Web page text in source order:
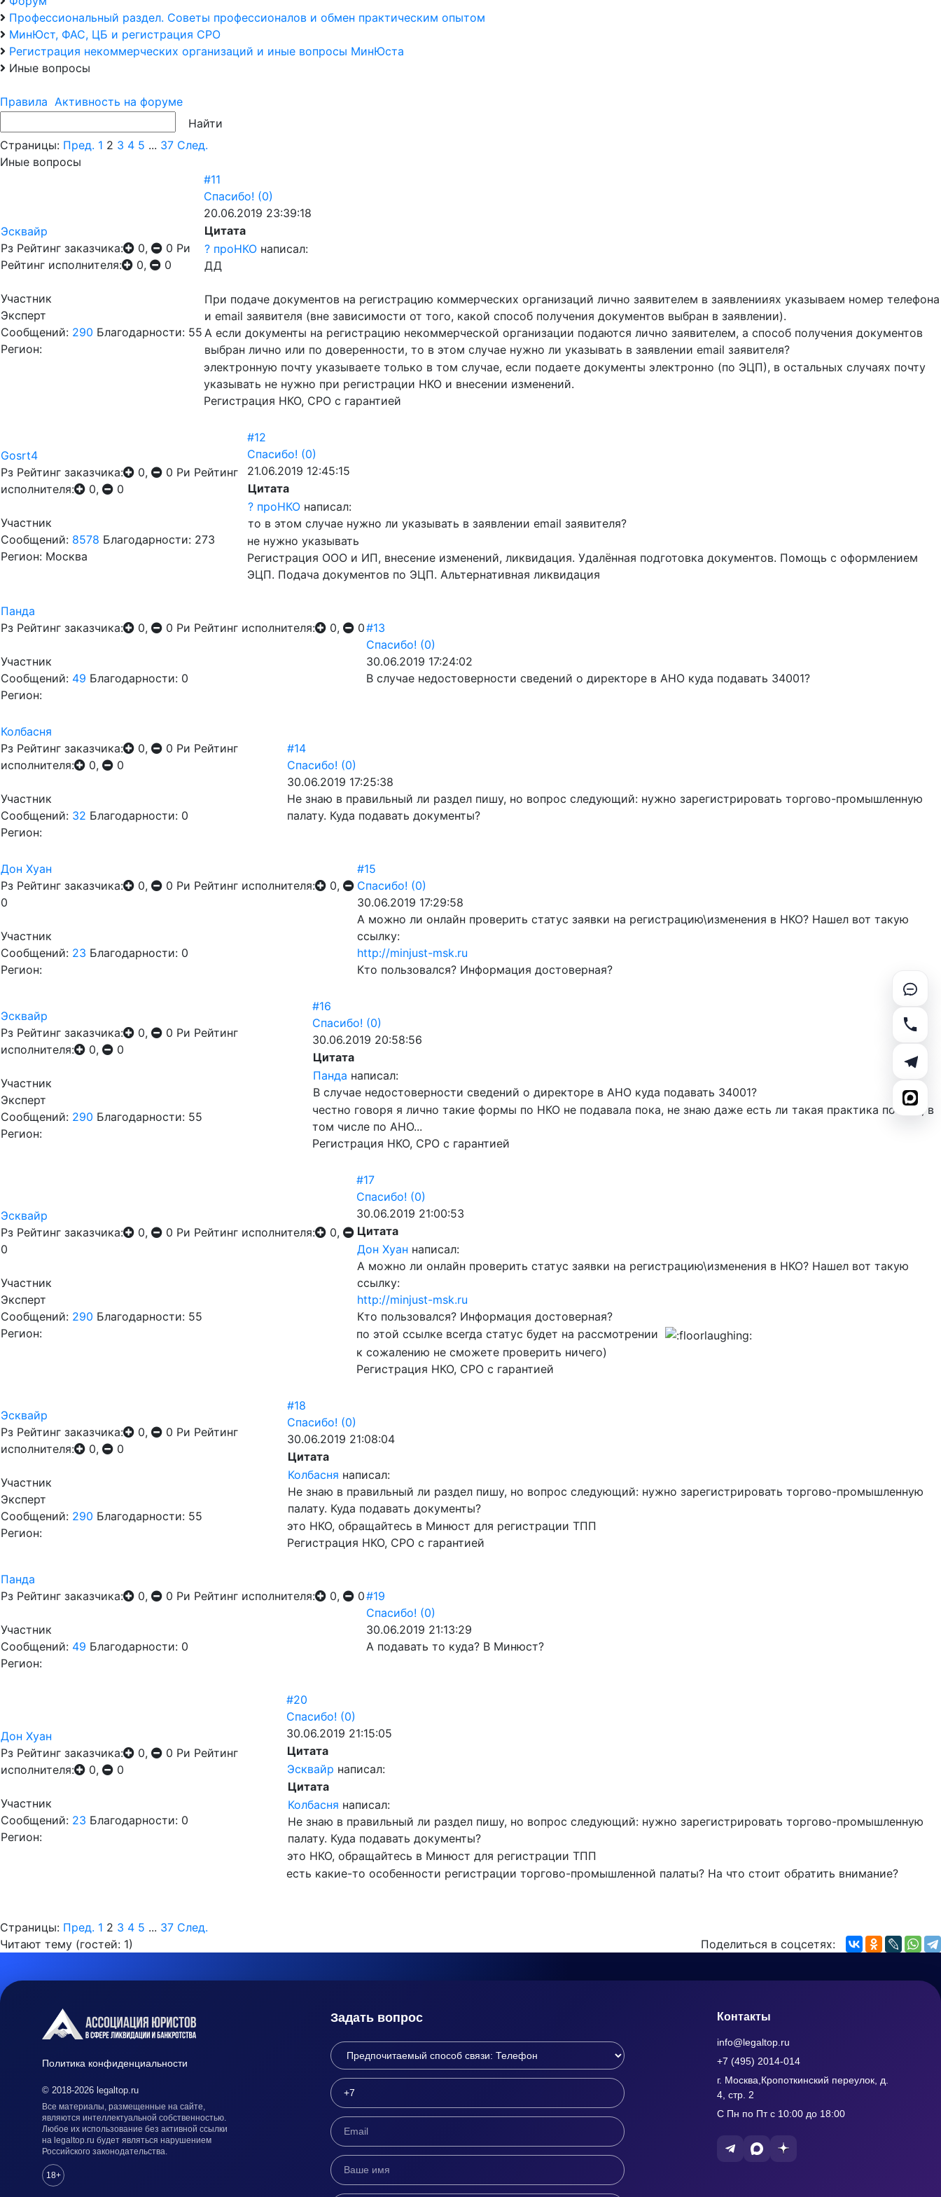
Профессиональный раздел. Советы профессионалов и обмен практическим опытом
МинЮст, ФАС, ЦБ и регистрация СРО
Регистрация некоммерческих организаций и иные вопросы МинЮста
Иные вопросы
Правила Активность на форуме
Страницы: Пред. 1 2 3 4 5 ... 37 След.
Иные вопросы
Эсквайр
Рз Рейтинг заказчика: 0, 0 Ри
Рейтинг исполнителя:
0, 0
Участник
Эксперт
Сообщений: 290 Благодарности: 55
Регион:
#11
Спасибо! (0)
20.06.2019 23:39:18
Цитата
? проНКО написал:
ДД
При подаче документов на регистрацию коммерческих организаций лично заявителем в заявленииях указываем номер телефона
и email заявителя (вне зависимости от того, какой способ получения документов выбран в заявлении).
А если документы на регистрацию некоммерческой организации подаются лично заявителем, а способ получения документов
выбран лично или по доверенности, то в этом случае нужно ли указывать в заявлении email заявителя?
электронную почту указываете только в том случае, если подаете документы электронно (по ЭЦП), в остальных случаях почту
указывать не нужно при регистрации НКО и внесении изменений.
Регистрация НКО, СРО с гарантией
Gosrt4
Рз Рейтинг заказчика: 0, 0 Ри Рейтинг
исполнителя:
0, 0
Участник
Сообщений: 8578 Благодарности: 273
Регион: Москва
#12
Спасибо! (0)
21.06.2019 12:45:15
Цитата
? проНКО написал:
то в этом случае нужно ли указывать в заявлении email заявителя?
не нужно указывать
Регистрация ООО и ИП, внесение изменений, ликвидация. Удалённая подготовка документов. Помощь с оформлением
ЭЦП. Подача документов по ЭЦП. Альтернативная ликвидация
Панда
Рз Рейтинг заказчика: 0, 0 Ри Рейтинг исполнителя: 0, 0
Участник
Сообщений: 49 Благодарности: 0
Регион:
#13
Спасибо! (0)
30.06.2019 17:24:02
В случае недостоверности сведений о директоре в АНО куда подавать 34001?
Колбасня
Рз Рейтинг заказчика: 0, 0 Ри Рейтинг
исполнителя:
0, 0
Участник
Сообщений: 32 Благодарности: 0
Регион:
#14
Спасибо! (0)
30.06.2019 17:25:38
Не знаю в правильный ли раздел пишу, но вопрос следующий: нужно зарегистрировать торгово-промышленную
палату. Куда подавать документы?
Дон Хуан
Рз Рейтинг заказчика: 0, 0 Ри Рейтинг исполнителя:
0,
0
Участник
Сообщений: 23 Благодарности: 0
Регион:
#15
Спасибо! (0)
30.06.2019 17:29:58
А можно ли онлайн проверить статус заявки на регистрацию\изменения в НКО? Нашел вот такую
ссылку:
http://minjust-msk.ru
Кто пользовался? Информация достоверная?
Эсквайр
Рз Рейтинг заказчика: 0, 0 Ри Рейтинг
исполнителя:
0, 0
Участник
Эксперт
Сообщений: 290 Благодарности: 55
Регион:
#16
Спасибо! (0)
30.06.2019 20:58:56
Цитата
Панда написал:
В случае недостоверности сведений о директоре в АНО куда подавать 34001?
честно говоря я лично такие формы по НКО не подавала пока, не знаю даже есть ли такая практика по НКО, в
том числе по АНО...
Регистрация НКО, СРО с гарантией
Эсквайр
Рз Рейтинг заказчика: 0, 0 Ри Рейтинг исполнителя:
0,
0
Участник
Эксперт
Сообщений: 290 Благодарности: 55
Регион:
#17
Спасибо! (0)
30.06.2019 21:00:53
Цитата
Дон Хуан написал:
А можно ли онлайн проверить статус заявки на регистрацию\изменения в НКО? Нашел вот такую
ссылку:
http://minjust-msk.ru
Кто пользовался? Информация достоверная?
по этой ссылке всегда статус будет на рассмотрении
к сожалению не сможете проверить ничего)
Регистрация НКО, СРО с гарантией
Эсквайр
Рз Рейтинг заказчика: 0, 0 Ри Рейтинг
исполнителя:
0, 0
Участник
Эксперт
Сообщений: 290 Благодарности: 55
Регион:
#18
Спасибо! (0)
30.06.2019 21:08:04
Цитата
Колбасня написал:
Не знаю в правильный ли раздел пишу, но вопрос следующий: нужно зарегистрировать торгово-промышленную
палату. Куда подавать документы?
это НКО, обращайтесь в Минюст для регистрации ТПП
Регистрация НКО, СРО с гарантией
Панда
Рз Рейтинг заказчика: 0, 0 Ри Рейтинг исполнителя: 0, 0
Участник
Сообщений: 49 Благодарности: 0
Регион:
#19
Спасибо! (0)
30.06.2019 21:13:29
А подавать то куда? В Минюст?
Дон Хуан
Рз Рейтинг заказчика: 0, 0 Ри Рейтинг
исполнителя:
0, 0
Участник
Сообщений: 23 Благодарности: 0
Регион:
#20
Спасибо! (0)
30.06.2019 21:15:05
Цитата
Эсквайр написал:
Цитата
Колбасня написал:
Не знаю в правильный ли раздел пишу, но вопрос следующий: нужно зарегистрировать торгово-промышленную
палату. Куда подавать документы?
это НКО, обращайтесь в Минюст для регистрации ТПП
есть какие-то особенности регистрации торгово-промышленной палаты? На что стоит обратить внимание?
Страницы: Пред. 1 2 3 4 5 ... 37 След.
Читают тему (гостей: 1) Поделиться в соцсетях:
Политика конфиденциальности
© 2018-2026 legaltop.ru
Все материалы, размещенные на сайте,
являются интеллектуальной собственностью.
Любое их использование без активной ссылки
на legaltop.ru будет являться нарушением
Российского законодательства.
18+
Задать вопрос Контакты
info@legaltop.ru
+7 (495) 2014-014
г. Москва,Кропоткинский переулок, д.
4, стр. 2
С Пн по Пт с 10:00 до 18:00